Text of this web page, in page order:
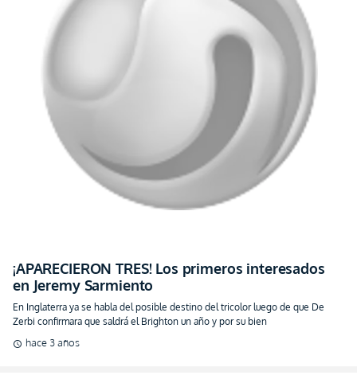
¡APARECIERON TRES! Los primeros interesados
en Jeremy Sarmiento
En Inglaterra ya se habla del posible destino del tricolor luego de que De
Zerbi confirmara que saldrá el Brighton un año y por su bien
schedule hace 3 años